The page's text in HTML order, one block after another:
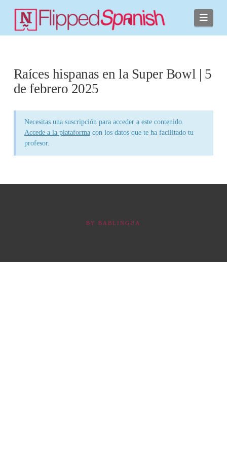
Raíces hispanas en la Super Bowl | 5
de febrero 2025
Necesitas una suscripción para acceder a este contenido.
Accede a la plataformacon los datos que te ha facilitado tu
profesor.
BYBABLINGUA